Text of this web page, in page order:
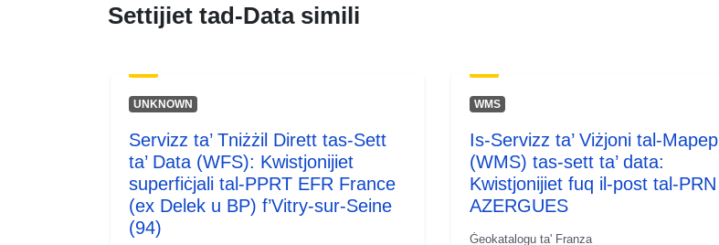
Settijiet tad-Data simili
UNKNOWN
Servizz ta’ Tniżżil Dirett tas-Sett
ta’ Data (WFS): Kwistjonijiet
superfiċjali tal-PPRT EFR France
(ex Delek u BP) f’Vitry-sur-Seine
(94)
WMS
Is-Servizz ta’ Viżjoni tal-Mapep
(WMS) tas-sett ta’ data:
Kwistjonijiet fuq il-post tal-PRN
AZERGUES
Ġeokatalogu ta' Franza